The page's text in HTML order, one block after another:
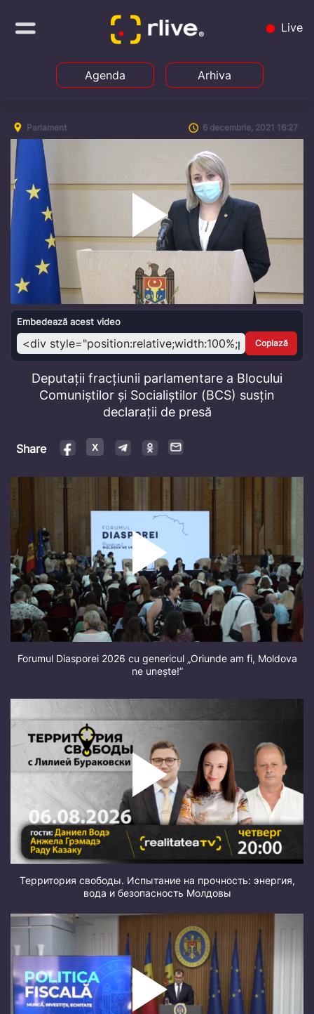
Live
Agenda Arhiva
Parlament 6 decembrie, 2021 16:27
Play
Video
Embedează acest video
Copiază
Deputații fracțiunii parlamentare a Blocului
Comuniștilor și Socialiștilor (BCS) susțin
declarații de presă
Share
Forumul Diasporei 2026 cu genericul „Oriunde am fi, Moldova
ne unește!”
Территория свободы. Испытание на прочность: энергия,
вода и безопасность Молдовы